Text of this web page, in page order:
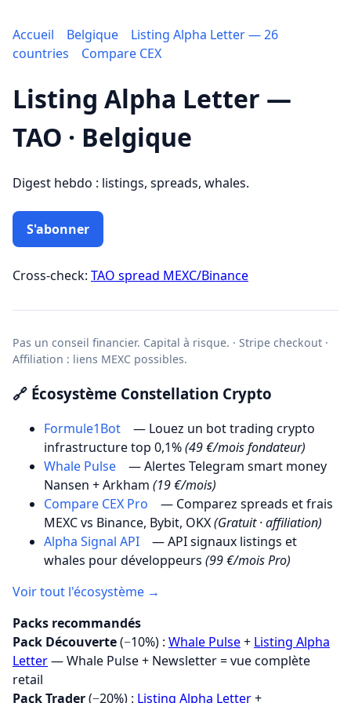
Accueil Belgique
Listing Alpha Letter — 26
countries
Compare CEX
Listing Alpha Letter —
TAO · Belgique
Digest hebdo : listings, spreads, whales.
S'abonner
Cross-check: TAO spread MEXC/Binance
Pas un conseil financier. Capital à risque. · Stripe checkout ·
Affiliation : liens MEXC possibles.
🔗 Écosystème Constellation Crypto
Formule1Bot
— Louez un bot trading crypto
infrastructure top 0,1%(49 €/mois fondateur)
Whale Pulse
— Alertes Telegram smart money
Nansen + Arkham (19 €/mois)
Compare CEX Pro
— Comparez spreads et frais
MEXC vs Binance, Bybit, OKX(Gratuit · affiliation)
Alpha Signal API
— API signaux listings et
whales pour développeurs (99 €/mois Pro)
Voir tout l'écosystème →
Packs recommandés
Pack Découverte(−10%) : Whale Pulse+ Listing Alpha
Letter— Whale Pulse + Newsletter = vue complète
retail
Pack Trader(−20%) : Listing Alpha Letter+